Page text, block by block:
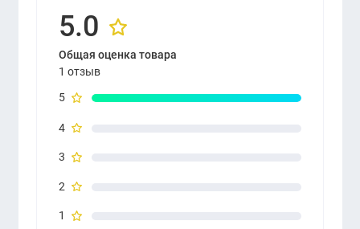
5.0
Общая оценка товара
1 отзыв
5
4
3
2
1